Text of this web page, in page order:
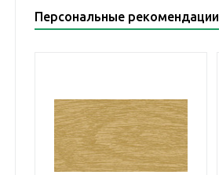
Персональные рекомендации